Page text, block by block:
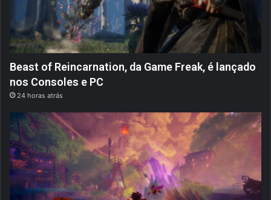
Beast of Reincarnation, da Game Freak, é lançado
nos Consoles e PC
24 horas atrás